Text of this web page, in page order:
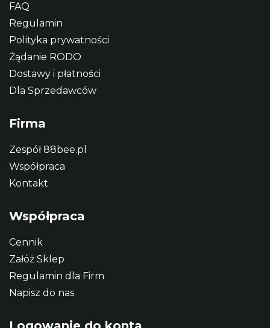
FAQ
Regulamin
Polityka prywatności
Żądanie RODO
Dostawy i płatności
Dla Sprzedawców
Firma
Zespół 88bee.pl
Współpraca
Kontakt
Współpraca
Cennik
Załóż Sklep
Regulamin dla Firm
Napisz do nas